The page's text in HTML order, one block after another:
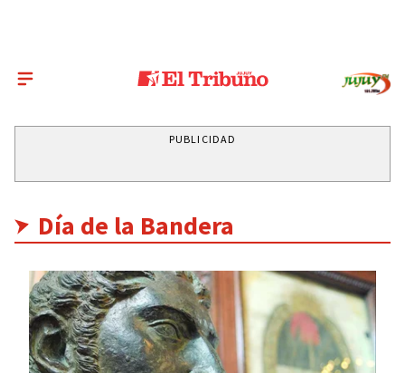
PUBLICIDAD
Día de la Bandera